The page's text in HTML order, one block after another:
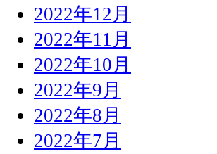
2022年12月
2022年11月
2022年10月
2022年9月
2022年8月
2022年7月